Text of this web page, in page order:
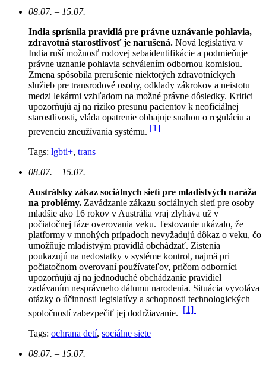
08.07. – 15.07.
India sprísnila pravidlá pre právne uznávanie pohlavia,
zdravotná starostlivosť je narušená. Nová legislatíva v
India ruší možnosť rodovej sebaidentifikácie a podmieňuje
právne uznanie pohlavia schválením odbornou komisiou.
Zmena spôsobila prerušenie niektorých zdravotníckych
služieb pre transrodové osoby, odklady zákrokov a neistotu
medzi lekármi vzhľadom na možné právne dôsledky. Kritici
upozorňujú aj na riziko presunu pacientov k neoficiálnej
starostlivosti, vláda opatrenie obhajuje snahou o reguláciu a
prevenciu zneužívania systému. [1]
Tags: lgbti+, trans
08.07. – 15.07.
Austrálsky zákaz sociálnych sietí pre mladistvých naráža
na problémy. Zavádzanie zákazu sociálnych sietí pre osoby
mladšie ako 16 rokov v Austrália vraj zlyháva už v
počiatočnej fáze overovania veku. Testovanie ukázalo, že
platformy v mnohých prípadoch nevyžadujú dôkaz o veku, čo
umožňuje mladistvým pravidlá obchádzať. Zistenia
poukazujú na nedostatky v systéme kontrol, najmä pri
počiatočnom overovaní používateľov, pričom odborníci
upozorňujú aj na jednoduché obchádzanie pravidiel
zadávaním nesprávneho dátumu narodenia. Situácia vyvoláva
otázky o účinnosti legislatívy a schopnosti technologických
spoločností zabezpečiť jej dodržiavanie. [1]
Tags: ochrana detí, sociálne siete
08.07. – 15.07.